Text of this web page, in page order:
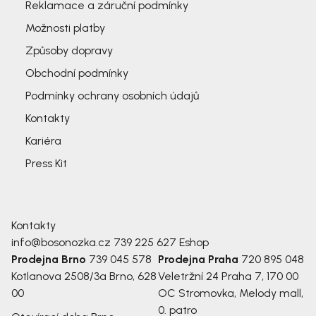
Reklamace a záruční podmínky
Možnosti platby
Způsoby dopravy
Obchodní podmínky
Podmínky ochrany osobních údajů
Kontakty
Kariéra
Press Kit
Kontakty
info@bosonozka.cz 739 225 627 Eshop
Prodejna Brno 739 045 578
Kotlanova 2508/3a Brno, 628
00
Prodejna Praha 720 895 048
Veletržní 24 Praha 7, 170 00
OC Stromovka, Melody mall,
0. patro